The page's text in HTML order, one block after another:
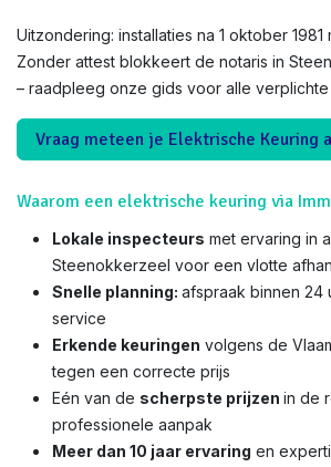
Uitzondering: installaties na 1 oktober 1981
Zonder attest blokkeert de notaris in
– raadpleeg onze gids voor alle verplichte
Vraag meteen je Elektrische Keuring
Waarom een elektrische keuring via
Lokale inspecteurs met ervaring in
Steenokkerzeel voor een vlotte
Snelle planning: afspraak binnen 24
service
Erkende keuringen volgens de
tegen een correcte prijs
Eén van de scherpste prijzen in de
professionele aanpak
Meer dan 10 jaar ervaring en